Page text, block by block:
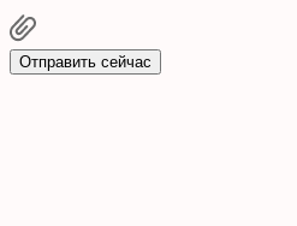
Отправить сейчас